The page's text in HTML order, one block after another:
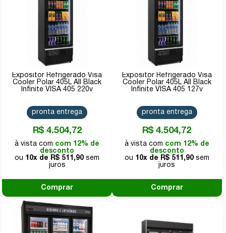
Expositor Refrigerado Visa
Cooler Polar 405L All Black
Infinite VISA 405 220v
R$ 4.504,72
com 12% de
desconto
10x de
R$ 511,90
pronta entrega
Comprar
Expositor Refrigerado Visa
Cooler Polar 405L All Black
Infinite VISA 405 127v
R$ 4.504,72
com 12% de
desconto
10x de
R$ 511,90
pronta entrega
Comprar